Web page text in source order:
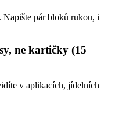
Napište pár bloků rukou, i
ne kartičky (15
v aplikacích, jídelních